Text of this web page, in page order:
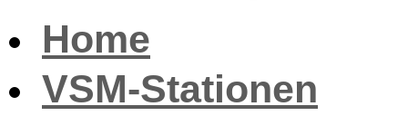
Home
VSM-Stationen